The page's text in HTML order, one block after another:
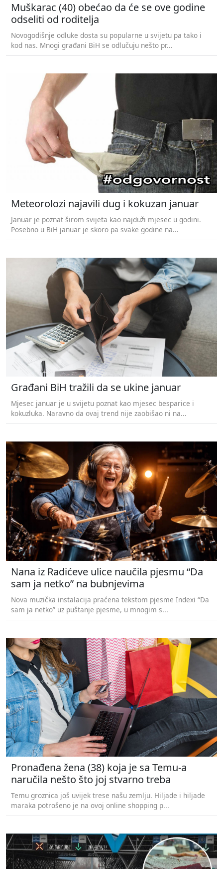
Muškarac (40) obećao da će se ove godine
odseliti od roditelja
Novogodišnje odluke dosta su popularne u svijetu pa tako i
kod nas. Mnogi građani BiH se odlučuju nešto pr...
Meteorolozi najavili dug i kokuzan januar
Januar je poznat širom svijeta kao najduži mjesec u godini.
Posebno u BiH januar je skoro pa svake godine na...
Građani BiH tražili da se ukine januar
Mjesec januar je u svijetu poznat kao mjesec besparice i
kokuzluka. Naravno da ovaj trend nije zaobišao ni na...
Nana iz Radićeve ulice naučila pjesmu “Da
sam ja netko” na bubnjevima
Nova muzička instalacija praćena tekstom pjesme Indexi “Da
sam ja netko” uz puštanje pjesme, u mnogim s...
Pronađena žena (38) koja je sa Temu-a
naručila nešto što joj stvarno treba
Temu groznica još uvijek trese našu zemlju. Hiljade i hiljade
maraka potrošeno je na ovoj online shopping p...